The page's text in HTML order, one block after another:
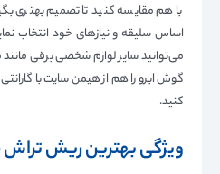
با هم مقایسه کنید تا تصمیم بهتری
اساس سلیقه و نیازهای خود انتخاب
می‌توانید سایر لوازم شخصی برقی
گوش ابرو را هم از هیمن سایت با
کنید.
ویژگی بهترین ریش